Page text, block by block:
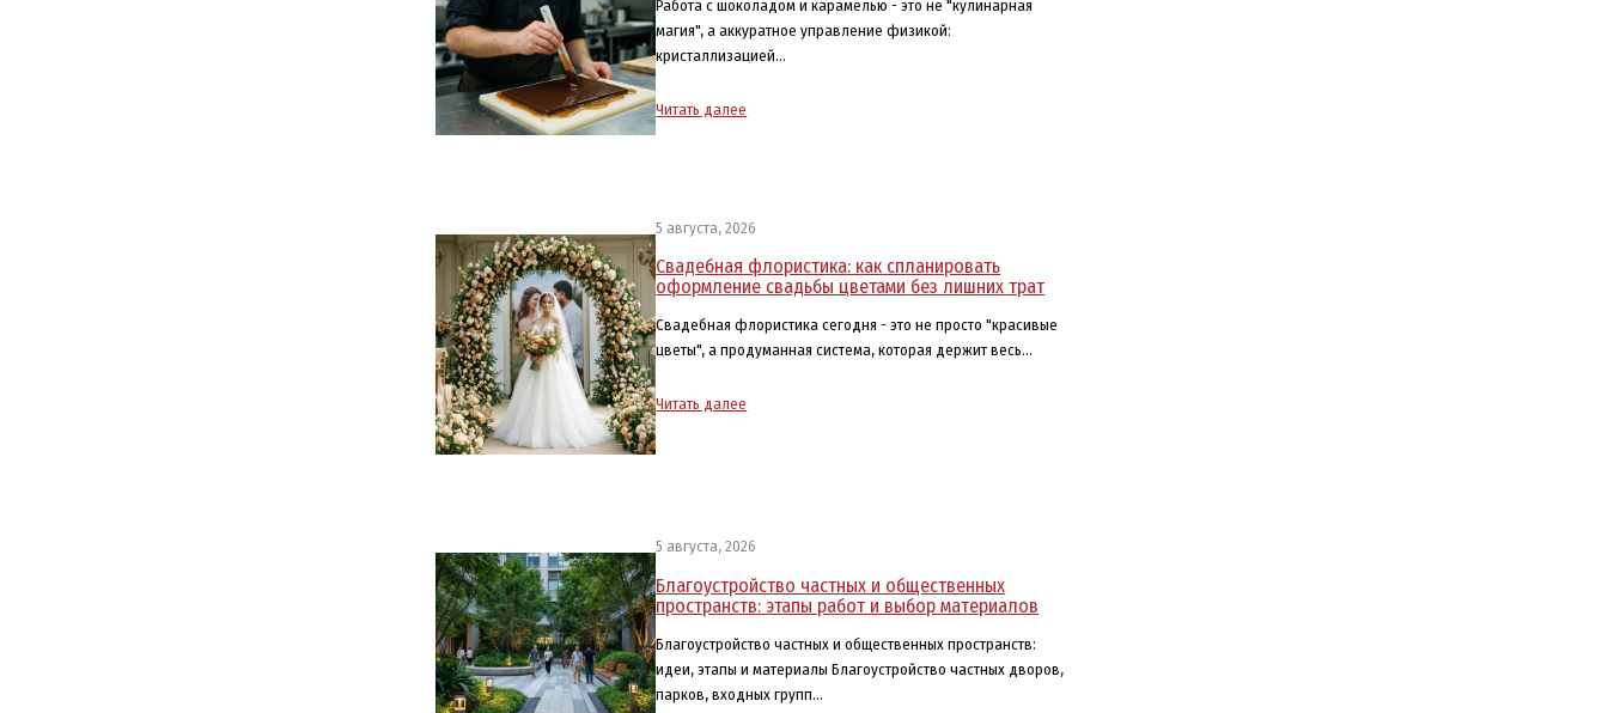
Работа с шоколадом и карамелью - это не "кулинарная
магия", а аккуратное управление физикой:
кристаллизацией…
Читать далее
5 августа, 2026
Свадебная флористика: как спланировать
оформление свадьбы цветами без лишних трат
Свадебная флористика сегодня - это не просто "красивые
цветы", а продуманная система, которая держит весь…
Читать далее
5 августа, 2026
Благоустройство частных и общественных
пространств: этапы работ и выбор материалов
Благоустройство частных и общественных пространств:
идеи, этапы и материалы Благоустройство частных дворов,
парков, входных групп…